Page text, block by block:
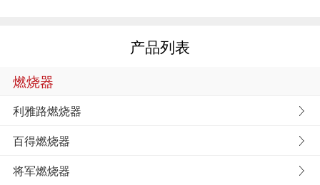
产品列表
燃烧器
利雅路燃烧器
百得燃烧器
将军燃烧器